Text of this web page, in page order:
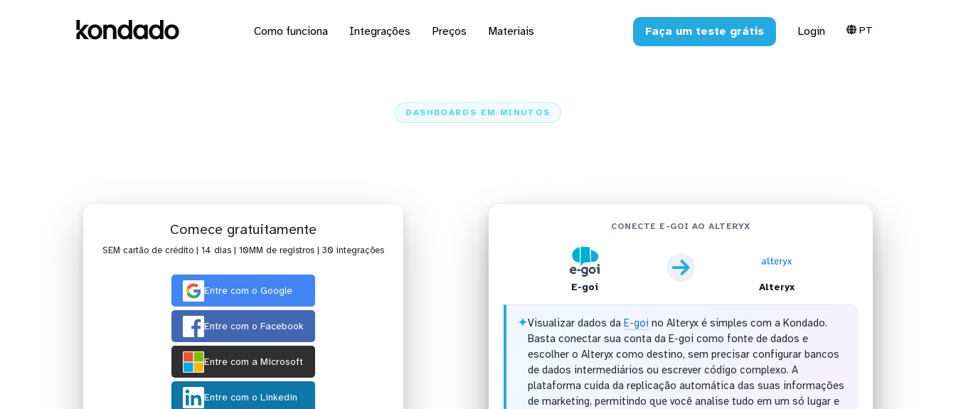
Como funciona Integrações Preços Materiais Faça um teste grátis Login PT
DASHBOARDS EM MINUTOS
Comece gratuitamente
SEM cartão de crédito | 14 dias | 10MM de registros | 30 integrações
Entre com o Google
Entre com o Facebook
Entre com a Microsoft
Entre com o Linkedin
CONECTE E-GOI AO ALTERYX
E-goi Alteryx
✦Visualizar dados da E-goi no Alteryx é simples com a Kondado.
Basta conectar sua conta da E-goi como fonte de dados e
escolher o Alteryx como destino, sem precisar configurar bancos
de dados intermediários ou escrever código complexo. A
plataforma cuida da replicação automática das suas informações
de marketing, permitindo que você analise tudo em um só lugar e